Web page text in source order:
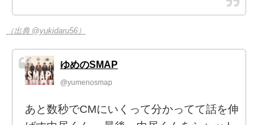
（出典 @yukidaru56）
ゆめのSMAP
@yumenosmap
あと数秒でCMにいくって分かってて話を伸